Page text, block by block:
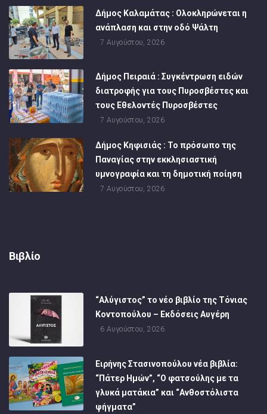
Δήμος Καλαμάτας : Ολοκληρώνεται η
ανάπλαση και στην οδό Ψάλτη
7 Αυγούστου, 2026
Δήμος Πειραιά : Συγκέντρωση ειδών
διατροφής για τους Πυροσβέστες και
τους Εθελοντές Πυροσβέστες
7 Αυγούστου, 2026
Δήμος Κηφισιάς : Το πρόσωπο της
Παναγίας στην εκκλησιαστική
υμνογραφία και τη δημοτική ποίηση
7 Αυγούστου, 2026
Βιβλίο
“Αλύγιστος” το νέο βιβλίο της Τόνιας
Κοντοπούλου – Εκδόσεις Αυγέρη
6 Αυγούστου, 2026
Ειρήνης Στασινοπούλου νέα βιβλία:
“Πάτερ Ημών”, “Ο φατσούλης με τα
γλυκά ματάκια” και “Ανθοστόλιστα
ψήγματα”